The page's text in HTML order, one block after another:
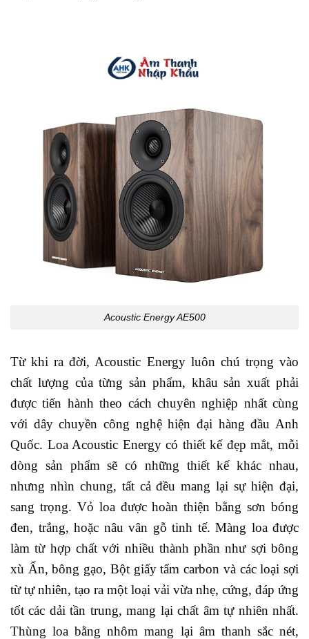
Acoustic Energy AE500
Từ khi ra đời, Acoustic Energy luôn chú trọng vào
chất lượng của từng sản phẩm, khâu sản xuất phải
được tiến hành theo cách chuyên nghiệp nhất cùng
với dây chuyền công nghệ hiện đại hàng đầu Anh
Quốc. Loa Acoustic Energy có thiết kế đẹp mắt, mỗi
dòng sản phẩm sẽ có những thiết kế khác nhau,
nhưng nhìn chung, tất cả đều mang lại sự hiện đại,
sang trọng. Vỏ loa được hoàn thiện bằng sơn bóng
đen, trắng, hoặc nâu vân gỗ tinh tế. Màng loa được
làm từ hợp chất với nhiều thành phần như sợi bông
xù Ấn, bông gạo, Bột giấy tẩm carbon và các loại sợi
từ tự nhiên, tạo ra một loại vải vừa nhẹ, cứng, đáp ứng
tốt các dải tần trung, mang lại chất âm tự nhiên nhất.
Thùng loa bằng nhôm mang lại âm thanh sắc nét,